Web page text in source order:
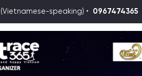
(Vietnamese-speaking) • 0967474365